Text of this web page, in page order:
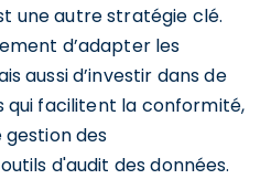
une autre stratégie clé.
d’adapter les
aussi d’investir dans de
qui facilitent la conformité,
des
d'audit des données.